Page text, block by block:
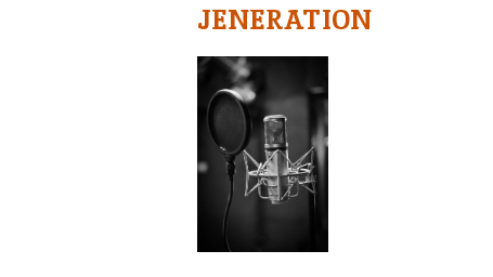
JENERATION